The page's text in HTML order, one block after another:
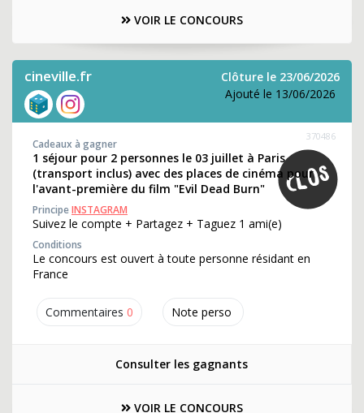
VOIR LE CONCOURS
cineville.fr
Clôture le 23/06/2026
Ajouté le 13/06/2026
Commentaires 0 Note perso
370486
Cadeaux à gagner
1 séjour pour 2 personnes le 03 juillet à Paris
(transport inclus) avec des places de cinéma pour
l'avant-première du film "Evil Dead Burn"
PrincipeINSTAGRAM
Suivez le compte + Partagez + Taguez 1 ami(e)
Conditions
Le concours est ouvert à toute personne résidant en
France
Consulter les gagnants
VOIR LE CONCOURS